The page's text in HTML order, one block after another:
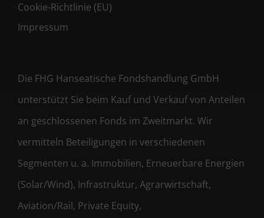
Cookie-Richtlinie (EU)
Impressum
Die FHG Hanseatische Fondshandlung GmbH
unterstützt Sie beim Kauf und Verkauf von Anteilen
an geschlossenen Fonds im Zweitmarkt. Wir
vermitteln Beteiligungen in verschiedenen
Segmenten u. a. Immobilien, Erneuerbare Energien
(Solar/Wind), Infrastruktur, Agrarwirtschaft,
Aviation/Rail, Private Equity,